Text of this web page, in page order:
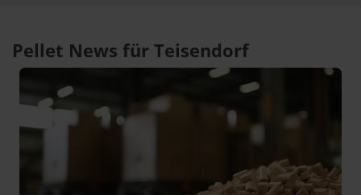
Pellet News für Teisendorf